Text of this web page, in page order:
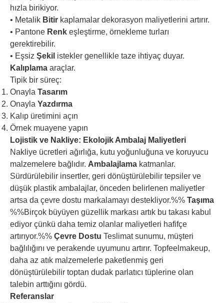
hızla birikiyor.
• Metalik Bitir kaplamalar dekorasyon maliyetlerini artırır.
• Pantone Renk eşleştirme, örnekleme turları
gerektirebilir.
• Eşsiz Şekil istekler genellikle taze ihtiyaç duyar.
Kalıplama araçlar.
Tipik bir süreç:
Onayla Tasarım
Onayla Yazdırma
Kalıp üretimini açın
Örnek muayene yapın
Lojistik ve Nakliye: Ekolojik Ambalaj Maliyetleri
Nakliye ücretleri ağırlığa, kutu yoğunluğuna ve koruyucu
malzemelere bağlıdır. Ambalajlama katmanlar.
Sürdürülebilir insertler, geri dönüştürülebilir tepsiler ve
düşük plastik ambalajlar, önceden belirlenen maliyetler
artsa da çevre dostu markalamayı destekliyor.%% Taşıma
%%Birçok büyüyen güzellik markası artık bu takası kabul
ediyor çünkü daha temiz olanlar maliyetleri hafifçe
artırıyor.%% Çevre Dostu Teslimat sunumu, müşteri
bağlılığını ve perakende uyumunu artırır. Topfeelmakeup,
daha az atık malzemelerle paketlenmiş geri
dönüştürülebilir toptan dudak parlatıcı tüplerine olan
talebin arttığını gördü.
Referanslar